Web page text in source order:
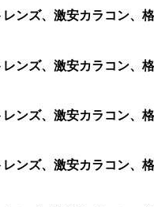
ンズ、激安カラコン、
ンズ、激安カラコン、
ンズ、激安カラコン、
ンズ、激安カラコン、